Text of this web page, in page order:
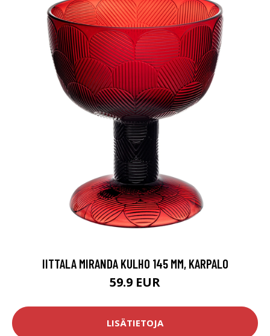
IITTALA MIRANDA KULHO 145 MM, KARPALO
59.9 EUR
LISÄTIETOJA